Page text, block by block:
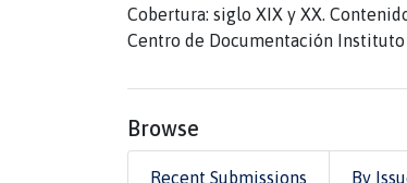
Cobertura: siglo XIX y XX.
Centro de Documentación
Browse
Recent Submissions By